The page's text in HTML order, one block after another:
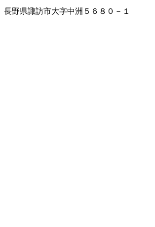
長野県諏訪市大字中洲５６８０－１